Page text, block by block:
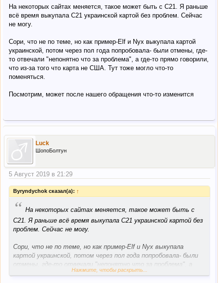
На некоторых сайтах меняется, такое может быть с С21. Я раньше
всё время выкупала С21 украинской картой без проблем. Сейчас
не могу.
Сори, что не по теме, но как пример-Elf и Nyx выкупала картой
украинской, потом через пол года попробовала- были отмены, где-
то отвечали "непонятно что за проблема", а где-то прямо говорили,
что из-за того что карта не США. Тут тоже могло что-то
поменяться.
Посмотрим, может после нашего обращения что-то изменится
Luck
ШопоБолтун
5 Август 2019 в 21:29
Byryndychok сказал(а): ↑
“ На некоторых сайтах меняется, такое может быть с
С21. Я раньше всё время выкупала С21 украинской картой без
проблем. Сейчас не могу.
Сори, что не по теме, но как пример-Elf и Nyx выкупала
картой украинской, потом через пол года попробовала- были
отмены, где-то отвечали "непонятно что за проблема", а
где-то прямо говорили, что из-за того что карта не США.
Нажмите, чтобы раскрыть...